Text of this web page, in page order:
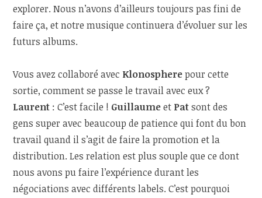
explorer. Nous n’avons d’ailleurs toujours pas fini de
faire ça, et notre musique continuera d’évoluer sur les
futurs albums.
Vous avez collaboré avec Klonospherepour cette
sortie, comment se passe le travail avec eux ?
Laurent : C’est facile ! Guillaumeet Patsont des
gens super avec beaucoup de patience qui font du bon
travail quand il s’agit de faire la promotion et la
distribution. Les relation est plus souple que ce dont
nous avons pu faire l’expérience durant les
négociations avec différents labels. C’est pourquoi